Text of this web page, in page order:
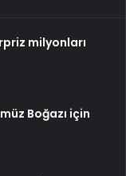
milyonları
Boğazı için